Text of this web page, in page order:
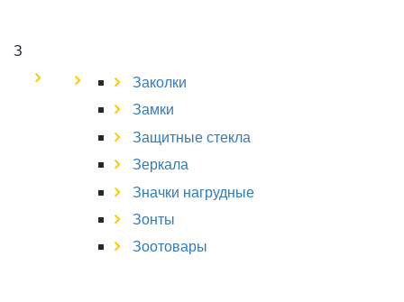
З
Заколки
Замки
Защитные стекла
Зеркала
Значки нагрудные
Зонты
Зоотовары